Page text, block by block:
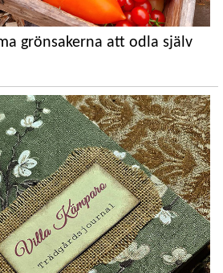
grönsakerna att odla själv